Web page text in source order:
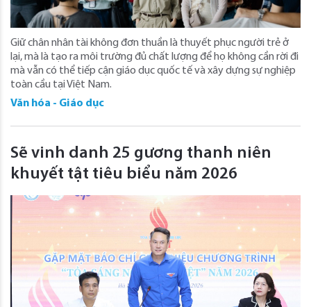
Giữ chân nhân tài không đơn thuần là thuyết phục người trẻ ở
lại, mà là tạo ra môi trường đủ chất lượng để họ không cần rời đi
mà vẫn có thể tiếp cận giáo dục quốc tế và xây dựng sự nghiệp
toàn cầu tại Việt Nam.
Văn hóa - Giáo dục
Sẽ vinh danh 25 gương thanh niên
khuyết tật tiêu biểu năm 2026